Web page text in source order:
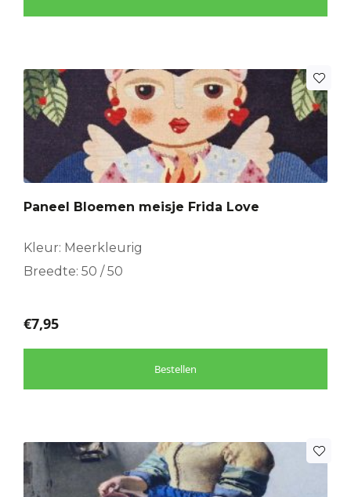
Paneel Bloemen meisje Frida Love
Kleur: Meerkleurig
Breedte: 50 / 50
€7,95
Bestellen
product
heeft